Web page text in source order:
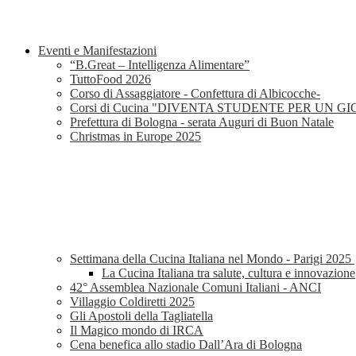
Eventi e Manifestazioni
“B.Great – Intelligenza Alimentare”
TuttoFood 2026
Corso di Assaggiatore - Confettura di Albicocche-
Corsi di Cucina "DIVENTA STUDENTE PER UN
Prefettura di Bologna - serata Auguri di Buon Natale
Christmas in Europe 2025
Settimana della Cucina Italiana nel Mondo - Parigi 2025
La Cucina Italiana tra salute, cultura e innovazione
42° Assemblea Nazionale Comuni Italiani - ANCI
Villaggio Coldiretti 2025
Gli Apostoli della Tagliatella
Il Magico mondo di IRCA
Cena benefica allo stadio Dall’Ara di Bologna